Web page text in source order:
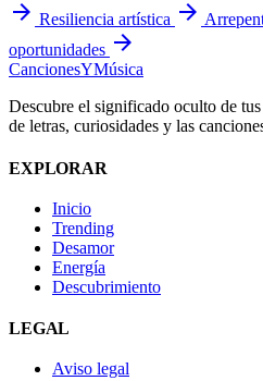
arrow_forward Resiliencia artística arrow_forward
oportunidades arrow_forward
CancionesYMúsica
Descubre el significado oculto de
de letras, curiosidades y las
EXPLORAR
Inicio
Trending
Desamor
Energía
Descubrimiento
LEGAL
Aviso legal